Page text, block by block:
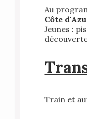
Au
Côte
Jeunes : p
d
Train et